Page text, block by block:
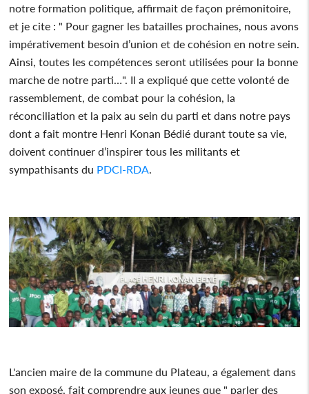
notre formation politique, affirmait de façon prémonitoire,
et je cite : " Pour gagner les batailles prochaines, nous avons
impérativement besoin d’union et de cohésion en notre sein.
Ainsi, toutes les compétences seront utilisées pour la bonne
marche de notre parti…". Il a expliqué que cette volonté de
rassemblement, de combat pour la cohésion, la
réconciliation et la paix au sein du parti et dans notre pays
dont a fait montre Henri Konan Bédié durant toute sa vie,
doivent continuer d’inspirer tous les militants et
sympathisants du PDCI-RDA
L'ancien maire de la commune du Plateau, a également dans
son exposé, fait comprendre aux jeunes que " parler des